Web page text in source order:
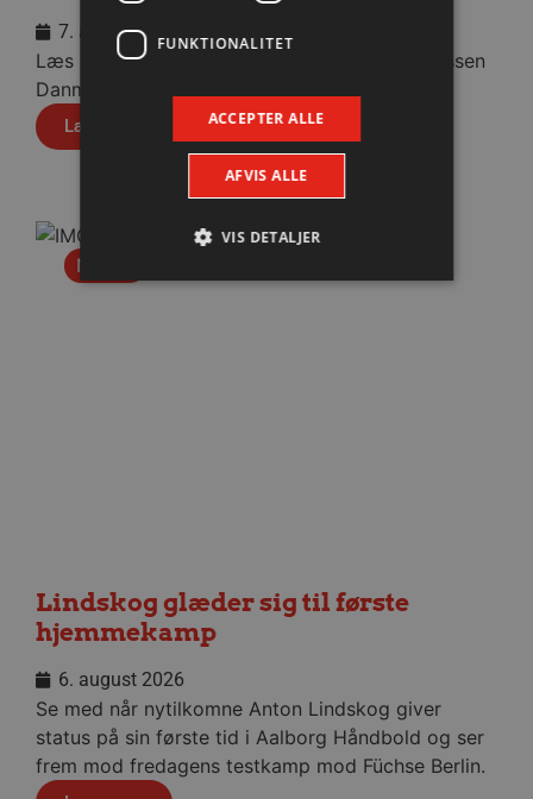
7. august 2026
Læs praktisk info til aftenens kamp i Sparekassen
Danmark Arena.
Læs mere
Nyhed
Lindskog glæder sig til første
hjemmekamp
6. august 2026
Se med når nytilkomne Anton Lindskog giver
status på sin første tid i Aalborg Håndbold og ser
frem mod fredagens testkamp mod Füchse Berlin.
FUNKTIONALITET
ACCEPTER ALLE
AFVIS ALLE
VIS DETALJER
_dcid